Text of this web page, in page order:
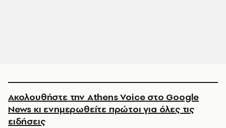
Ακολουθήστε την Athens Voice στο Google
News κι ενημερωθείτε πρώτοι για όλες τις
ειδήσεις